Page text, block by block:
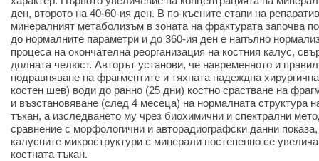
ден, второто на 40-60-ия ден. В по-късните етапи на
минералният метаболизъм в зоната на фрактурата започва
до нормалните параметри и до 360-ия ден е напълно
процеса на окончателна реорганизация на костния калус,
долната челюст. Авторът установи, че навременното и
подравняване на фрагментите и тяхната надеждна
костен шев) води до ранно (25 дни) костно срастване на
и възстановяване (след 4 месеца) на нормалната структура
тъкан, а изследването му чрез биохимични и спектрални
сравнение с морфологични и авторадиографски данни
калусните микроструктури с минерали постепенно се
костната тъкан.